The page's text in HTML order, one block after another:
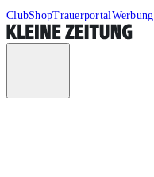
ClubShopTrauerportalWerbung